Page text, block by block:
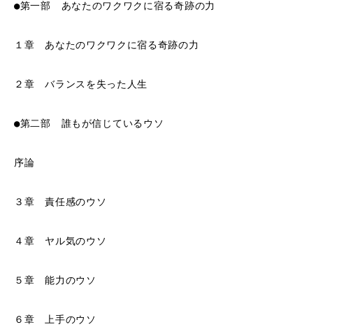
●第一部 あなたのワクワクに宿る奇跡の力
１章 あなたのワクワクに宿る奇跡の力
２章 バランスを失った人生
●第二部 誰もが信じているウソ
序論
３章 責任感のウソ
４章 ヤル気のウソ
５章 能力のウソ
６章 上手のウソ